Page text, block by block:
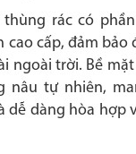
thùng rác có
cao cấp, đảm bảo
ngoài trời. Bề
nâu tự nhiên,
dễ dàng hòa hợp